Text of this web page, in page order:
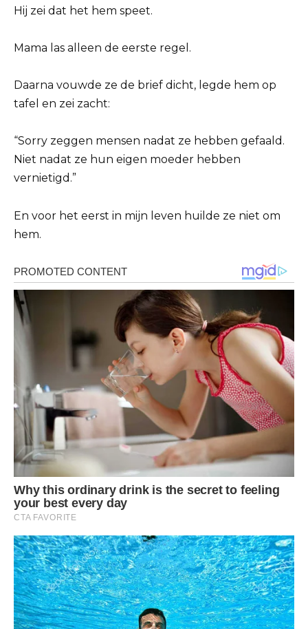
Hij zei dat het hem speet.
Mama las alleen de eerste regel.
Daarna vouwde ze de brief dicht, legde hem op
tafel en zei zacht:
“Sorry zeggen mensen nadat ze hebben gefaald.
Niet nadat ze hun eigen moeder hebben
vernietigd.”
En voor het eerst in mijn leven huilde ze niet om
hem.